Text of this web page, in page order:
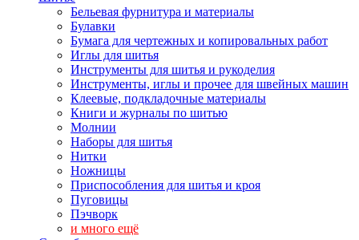
Бельевая фурнитура и материалы
Булавки
Бумага для чертежных и копировальных работ
Иглы для шитья
Инструменты для шитья и рукоделия
Инструменты, иглы и прочее для швейных машин
Клеевые, подкладочные материалы
Книги и журналы по шитью
Молнии
Наборы для шитья
Нитки
Ножницы
Приспособления для шитья и кроя
Пуговицы
Пэчворк
и много ещё